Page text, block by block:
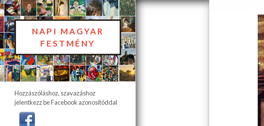
NAPI MAGYAR
FESTMÉNY
Hozzászóláshoz, szavazáshoz
jelentkezz be Facebook azonosítóddal